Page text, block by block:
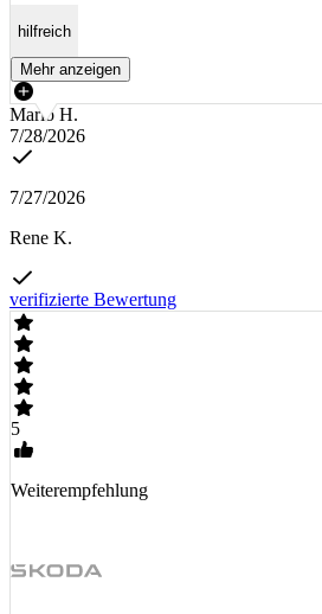
hilfreich
Mehr anzeigen
Mario H.
7/28/2026
7/27/2026
Rene K.
verifizierte Bewertung
5
Weiterempfehlung